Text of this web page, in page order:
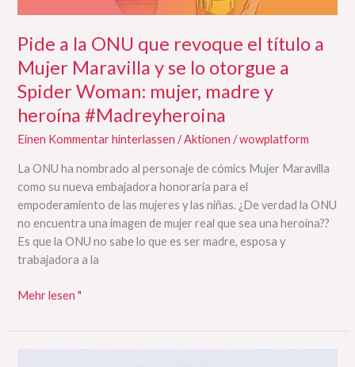
Pide a la ONU que revoque el título a
Mujer Maravilla y se lo otorgue a
Spider Woman: mujer, madre y
heroína #Madreyheroina
Einen Kommentar hinterlassen /Aktionen /wowplatform
La ONU ha nombrado al personaje de cómics Mujer Maravilla
como su nueva embajadora honoraria para el
empoderamiento de las mujeres y las niñas. ¿De verdad la ONU
no encuentra una imagen de mujer real que sea una heroína??
Es que la ONU no sabe lo que es ser madre, esposa y
trabajadora a la
otorgue
Spider
Woman:
mujer,
y
heroína
#Madreyheroina
Mehr lesen "